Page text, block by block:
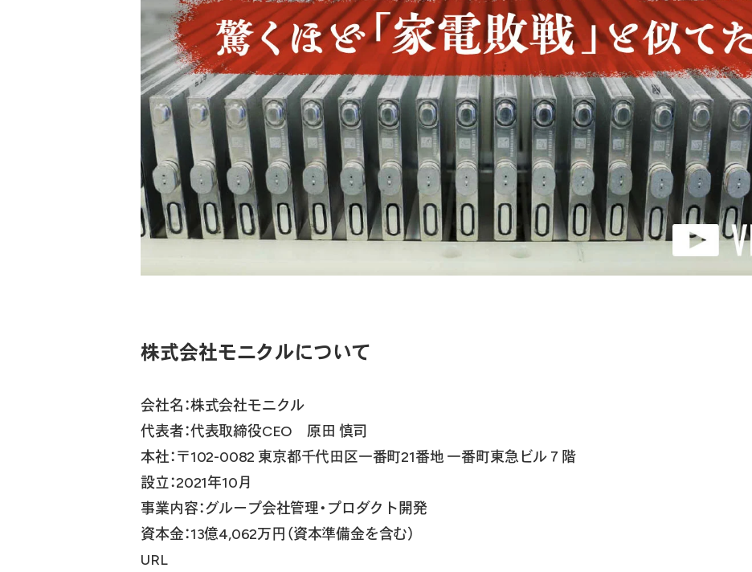
株式会社モニクルについて
会社名：株式会社モニクル
代表者：代表取締役CEO 原田 慎司
本社：〒102-0082 東京都千代田区一番町21番地 一番町東急ビル７階
設立：2021年10月
事業内容：グループ会社管理・プロダクト開発
資本金：13億4,062万円（資本準備金を含む）
URL